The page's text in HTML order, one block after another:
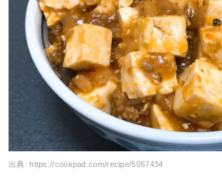
出典:https://cookpad.com/recipe/5057434